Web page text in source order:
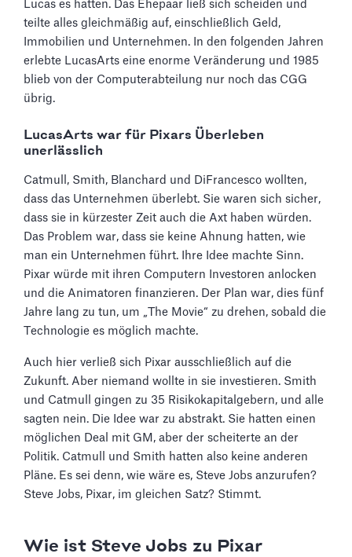
Lucas es hatten. Das Ehepaar ließ sich scheiden und
teilte alles gleichmäßig auf, einschließlich Geld,
Immobilien und Unternehmen. In den folgenden Jahren
erlebte LucasArts eine enorme Veränderung und 1985
blieb von der Computerabteilung nur noch das CGG
übrig.
LucasArts war für Pixars Überleben
unerlässlich
Catmull, Smith, Blanchard und DiFrancesco wollten,
dass das Unternehmen überlebt. Sie waren sich sicher,
dass sie in kürzester Zeit auch die Axt haben würden.
Das Problem war, dass sie keine Ahnung hatten, wie
man ein Unternehmen führt. Ihre Idee machte Sinn.
Pixar würde mit ihren Computern Investoren anlocken
und die Animatoren finanzieren. Der Plan war, dies fünf
Jahre lang zu tun, um „The Movie“ zu drehen, sobald die
Technologie es möglich machte.
Auch hier verließ sich Pixar ausschließlich auf die
Zukunft. Aber niemand wollte in sie investieren. Smith
und Catmull gingen zu 35 Risikokapitalgebern, und alle
sagten nein. Die Idee war zu abstrakt. Sie hatten einen
möglichen Deal mit GM, aber der scheiterte an der
Politik. Catmull und Smith hatten also keine anderen
Pläne. Es sei denn, wie wäre es, Steve Jobs anzurufen?
Steve Jobs, Pixar, im gleichen Satz? Stimmt.
Wie ist Steve Jobs zu Pixar